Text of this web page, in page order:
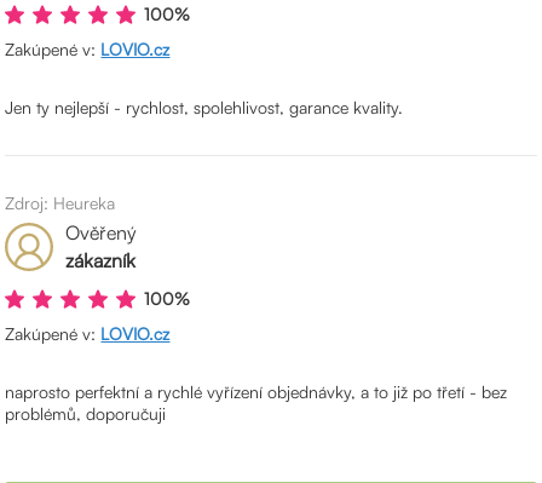
100%
Zakúpené v: LOVIO.cz
Jen ty nejlepší - rychlost, spolehlivost, garance kvality.
Zdroj: Heureka
Ověřený
zákazník
100%
Zakúpené v: LOVIO.cz
naprosto perfektní a rychlé vyřízení objednávky, a to již po třetí - bez
problémů, doporučuji